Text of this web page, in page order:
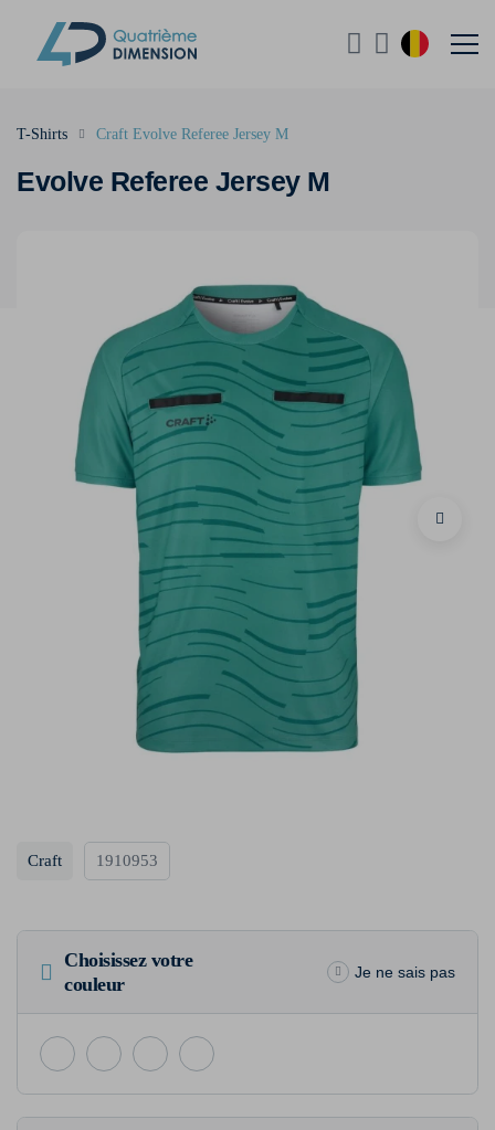
Evolve Referee Jersey M
T-Shirts Craft Evolve Referee Jersey M
Craft 1910953
Choisissez votre
couleur
Je ne sais pas